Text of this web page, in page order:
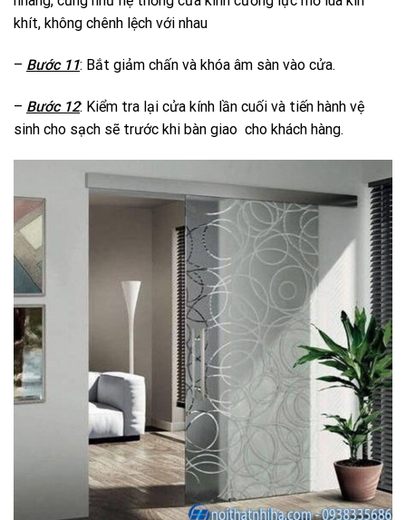
khít, không chênh lệch với nhau
– Bước 11: Bắt giảm chấn và khóa âm sàn vào cửa.
– Bước 12: Kiểm tra lại cửa kính lần cuối và tiến hành vệ
sinh cho sạch sẽ trước khi bàn giao cho khách hàng.